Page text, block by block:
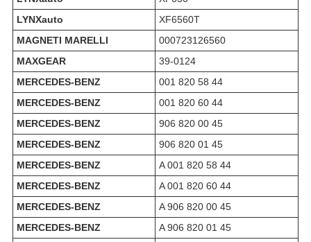
LYNXauto
XF6560T
MAGNETI MARELLI
000723126560
MAXGEAR
39-0124
MERCEDES-BENZ
001 820 58 44
MERCEDES-BENZ
001 820 60 44
MERCEDES-BENZ
906 820 00 45
MERCEDES-BENZ
906 820 01 45
MERCEDES-BENZ
A 001 820 58 44
MERCEDES-BENZ
A 001 820 60 44
MERCEDES-BENZ
A 906 820 00 45
MERCEDES-BENZ
A 906 820 01 45